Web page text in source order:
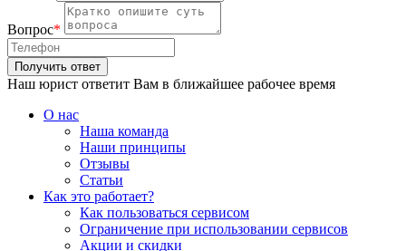
Вопрос*
Наш юрист ответит Вам в ближайшее рабочее время
О нас
Наша команда
Наши принципы
Отзывы
Статьи
Как это работает?
Как пользоваться сервисом
Ограничение при использовании сервисов
Акции и скидки